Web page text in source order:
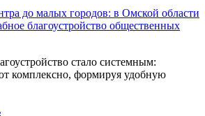
до малых городов: в Омской области
благоустройство общественных
стало системным:
комплексно, формируя удобную